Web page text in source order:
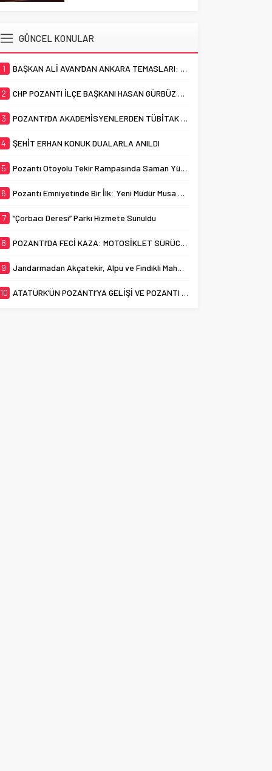
yıllardır “Çorbacı Deresi” adıyla
bilinen...
otomobil ile motosikletin
yaşamını yitirdi. Pozantı’da
gelen trafik kazasında,
Feci kazada motosiklet...
GÜNCEL KONULAR
1 BAŞKAN ALİ AVAN’DAN ANKARA TEMASLARI: “POZANTI İÇİN GÜÇLÜ DESTEK, KESİNTİSİZ HİZMET”
2 CHP POZANTI İLÇE BAŞKANI HASAN GÜRBÜZ OLDU
3 POZANTI’DA AKADEMİSYENLERDEN TÜBİTAK BAŞARISI
4 ŞEHİT ERHAN KONUK DUALARLA ANILDI
5 Pozantı Otoyolu Tekir Rampasında Saman Yüklü Tır Alevlere Teslim Oldu
6 Pozantı Emniyetinde Bir İlk: Yeni Müdür Musa Yabacı Basınla Buluştu
7 “Çorbacı Deresi” Parkı Hizmete Sunuldu
8 POZANTI’DA FECİ KAZA: MOTOSİKLET SÜRÜCÜSÜ HAYATINI KAYBETTİ
9 Jandarmadan Akçatekir, Alpu ve Fındıklı Mahallelerinde Dolandırıcılık Uyarısı
10 ATATÜRK’ÜN POZANTI’YA GELİŞİ VE POZANTI KONGRESİ’NİN 106. YILI KUTLANDI